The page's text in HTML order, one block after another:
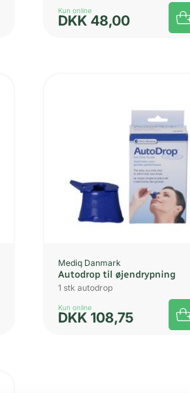
Kun online
DKK 48,00
Mediq Danmark
Autodrop til øjendrypning
1 stk autodrop
Kun online
DKK 108,75